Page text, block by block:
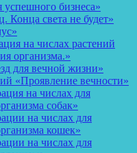
бизнеса»
Конца света не будет»
на числах растений
организма.»
для вечной жизни»
«Проявление вечности»
на числах для
собак»
на числах для
кошек»
на числах для